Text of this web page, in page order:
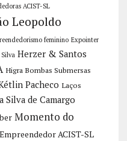
ACIST-SL
Leopoldo
feminino Expointer
Herzer & Santos
Higra Bombas Submersas
Pacheco Laços
Silva de Camargo
Momento do
ACIST-SL